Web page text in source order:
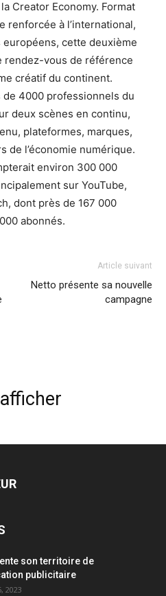
Creator Economy. Format
renforcée à l’international,
européens, cette deuxième
rendez-vous de référence
créatif du continent.
de 4000 professionnels du
deux scènes en continu,
plateformes, marques,
de l’économie numérique.
environ 300 000
sur YouTube,
dont près de 167 000
abonnés.
Article suivant
Netto présente sa nouvelle
campagne
son territoire de
publicitaire
2023